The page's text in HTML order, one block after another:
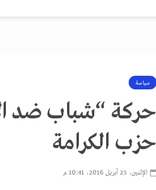
سياسة
حركة “شباب ضد
حزب الكرامة
الإثنين، 25 أبريل 2016، 10:41 م